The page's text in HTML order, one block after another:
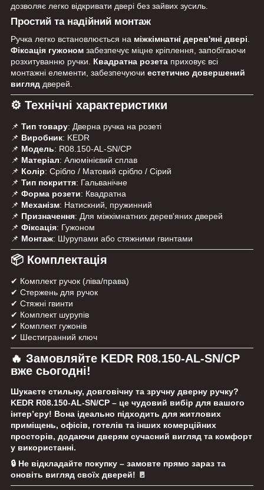
дозволяє легко відкривати двері без зайвих зусиль.
Простий та надійний монтаж
Ручка легко встановлюється на міжкімнатні дерев'яні двері.
Фіксація гужоном забезпечує міцне кріплення, запобігаючи
розхитуванню ручки. Квадратна розета приховує всі
монтажні елементи, забезпечуючи естетично довершений
вигляд дверей.
⚙ Технічні характеристики
📌 Тип товару: Дверна ручка на розеті
📌 Виробник: KEDR
📌 Модель: R08.150-AL-SN/CP
📌 Матеріал: Алюмінієвий сплав
📌 Колір: Срібло / Матовий срібло / Сірий
📌 Тип покриття: Гальванічне
📌 Форма розети: Квадратна
📌 Механізм: Натискний, пружинний
📌 Призначення: Для міжкімнатних дерев'яних дверей
📌 Фіксація: Гужоном
📌 Монтаж: Шурупами або стяжними гвинтами
📦 Комплектація
✔ Комплект ручок (ліва/права)
✔ Стержень для ручок
✔ Стяжні гвинти
✔ Комплект шурупів
✔ Комплект гужонів
✔ Шестигранний ключ
🔥 Замовляйте KEDR R08.150-AL-SN/CP
вже сьогодні!
Шукаєте стильну, довговічну та зручну дверну ручку?
KEDR R08.150-AL-SN/CP – це чудовий вибір для вашого
інтер’єру! Вона ідеально підходить для житлових
приміщень, офісів, готелів та інших комерційних
просторів, додаючи дверям сучасний вигляд та комфорт
у використанні.
🔒 Не відкладайте покупку – замовте прямо зараз та
оновіть вигляд своїх дверей! 🚪